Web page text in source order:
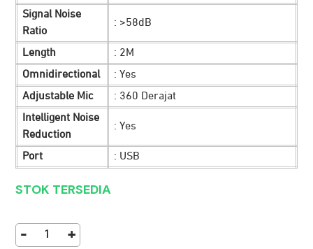
Signal Noise
Ratio
: >58dB
Length
: 2M
Omnidirectional
: Yes
Adjustable Mic
: 360 Derajat
Intelligent Noise
Reduction
: Yes
Port : USB
STOK TERSEDIA
- +